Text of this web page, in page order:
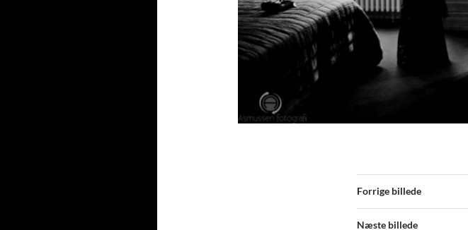
Forrige billede
Næste billede